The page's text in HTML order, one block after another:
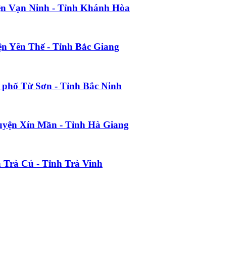
Vạn Ninh - Tỉnh Khánh Hòa
Yên Thế - Tỉnh Bắc Giang
Từ Sơn - Tỉnh Bắc Ninh
Xín Mần - Tỉnh Hà Giang
Trà Cú - Tỉnh Trà Vinh